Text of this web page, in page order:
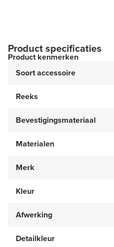
Product specificaties
Product kenmerken
Soort accessoire
Reeks
Bevestigingsmateriaal
Materialen
Merk
Kleur
Afwerking
Detailkleur